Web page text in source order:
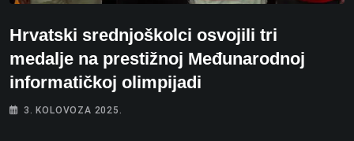
Hrvatski srednjoškolci osvojili tri
medalje na prestižnoj Međunarodnoj
informatičkoj olimpijadi
3. KOLOVOZA 2025.